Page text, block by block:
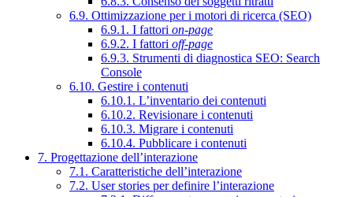
6.9. Ottimizzazione per i motori di ricerca (SEO)
6.9.1. I fattori on-page
6.9.2. I fattori off-page
6.9.3. Strumenti di diagnostica SEO: Search
Console
6.10. Gestire i contenuti
6.10.1. L’inventario dei contenuti
6.10.2. Revisionare i contenuti
6.10.3. Migrare i contenuti
6.10.4. Pubblicare i contenuti
7. Progettazione dell’interazione
7.1. Caratteristiche dell’interazione
7.2. User stories per definire l’interazione